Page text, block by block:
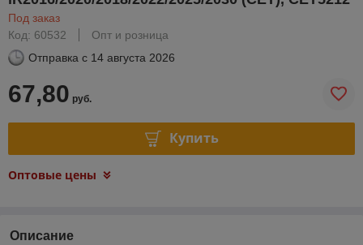
Под заказ
Код: 60532
Опт и розница
Отправка с 14 августа 2026
67,80 руб.
Купить
Оптовые цены
Описание